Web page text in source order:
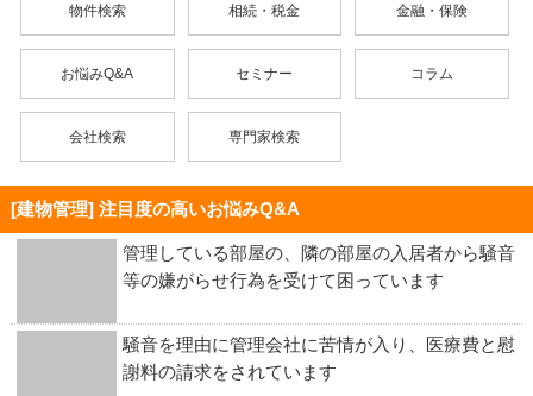
物件検索 相続・税金 金融・保険
お悩みQ&A セミナー コラム
会社検索 専門家検索
[建物管理] 注目度の高いお悩みQ&A
管理している部屋の、隣の部屋の入居者から騒音
等の嫌がらせ行為を受けて困っています
騒音を理由に管理会社に苦情が入り、医療費と慰
謝料の請求をされています